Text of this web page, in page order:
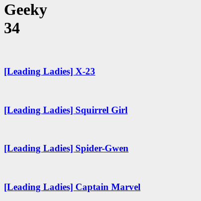
Geeky
34
[Leading Ladies] X-23
[Leading Ladies] Squirrel Girl
[Leading Ladies] Spider-Gwen
[Leading Ladies] Captain Marvel